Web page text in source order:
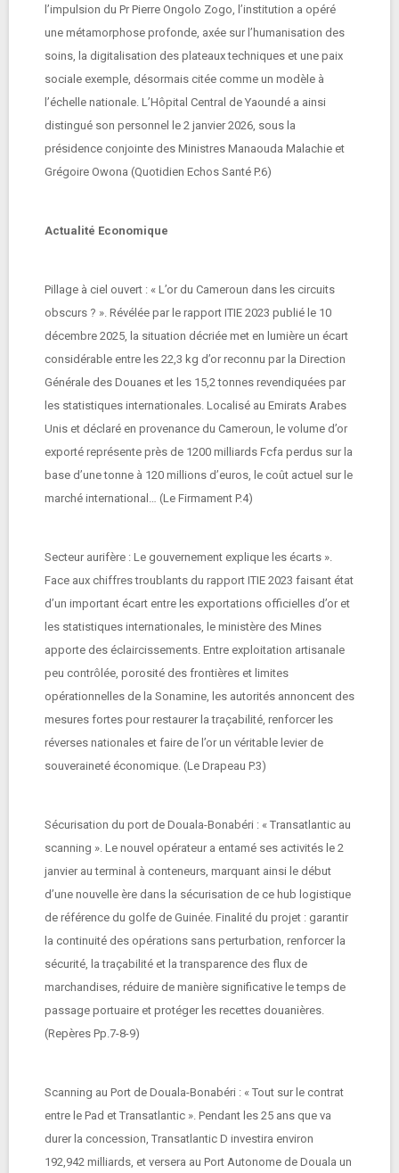
l’impulsion du Pr Pierre Ongolo Zogo, l’institution a opéré
une métamorphose profonde, axée sur l’humanisation des
soins, la digitalisation des plateaux techniques et une paix
sociale exemple, désormais citée comme un modèle à
l’échelle nationale. L’Hôpital Central de Yaoundé a ainsi
distingué son personnel le 2 janvier 2026, sous la
présidence conjointe des Ministres Manaouda Malachie et
Grégoire Owona (Quotidien Echos Santé P.6)
Actualité Economique
Pillage à ciel ouvert : « L’or du Cameroun dans les circuits
obscurs ? ». Révélée par le rapport ITIE 2023 publié le 10
décembre 2025, la situation décriée met en lumière un écart
considérable entre les 22,3 kg d’or reconnu par la Direction
Générale des Douanes et les 15,2 tonnes revendiquées par
les statistiques internationales. Localisé au Emirats Arabes
Unis et déclaré en provenance du Cameroun, le volume d’or
exporté représente près de 1200 milliards Fcfa perdus sur la
base d’une tonne à 120 millions d’euros, le coût actuel sur le
marché international… (Le Firmament P.4)
Secteur aurifère : Le gouvernement explique les écarts ».
Face aux chiffres troublants du rapport ITIE 2023 faisant état
d’un important écart entre les exportations officielles d’or et
les statistiques internationales, le ministère des Mines
apporte des éclaircissements. Entre exploitation artisanale
peu contrôlée, porosité des frontières et limites
opérationnelles de la Sonamine, les autorités annoncent des
mesures fortes pour restaurer la traçabilité, renforcer les
réverses nationales et faire de l’or un véritable levier de
souveraineté économique. (Le Drapeau P.3)
Sécurisation du port de Douala-Bonabéri : « Transatlantic au
scanning ». Le nouvel opérateur a entamé ses activités le 2
janvier au terminal à conteneurs, marquant ainsi le début
d’une nouvelle ère dans la sécurisation de ce hub logistique
de référence du golfe de Guinée. Finalité du projet : garantir
la continuité des opérations sans perturbation, renforcer la
sécurité, la traçabilité et la transparence des flux de
marchandises, réduire de manière significative le temps de
passage portuaire et protéger les recettes douanières.
(Repères Pp.7-8-9)
Scanning au Port de Douala-Bonabéri : « Tout sur le contrat
entre le Pad et Transatlantic ». Pendant les 25 ans que va
durer la concession, Transatlantic D investira environ
192,942 milliards, et versera au Port Autonome de Douala un